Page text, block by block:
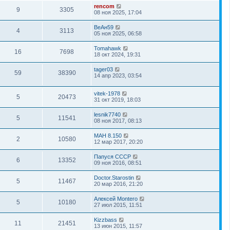
9 3305
rencom
08 ноя 2025, 17:04
4 3113
ВеАн59
05 ноя 2025, 06:58
16 7698
Tomahawk
18 окт 2024, 19:31
59 38390
tager03
14 апр 2023, 03:54
5 20473
vitek-1978
31 окт 2019, 18:03
5 11541
lesnik7740
08 ноя 2017, 08:13
2 10580
МАН 8.150
12 мар 2017, 20:20
6 13352
Папуся СССР
09 ноя 2016, 08:51
5 11467
Doctor.Starostin
20 мар 2016, 21:20
5 10180
Алексей Montero
27 июл 2015, 11:51
11 21451
Kizzbass
13 июн 2015, 11:57